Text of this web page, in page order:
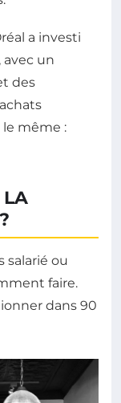
a investi
un
des
même :
LA
salarié ou
faire.
dans 90